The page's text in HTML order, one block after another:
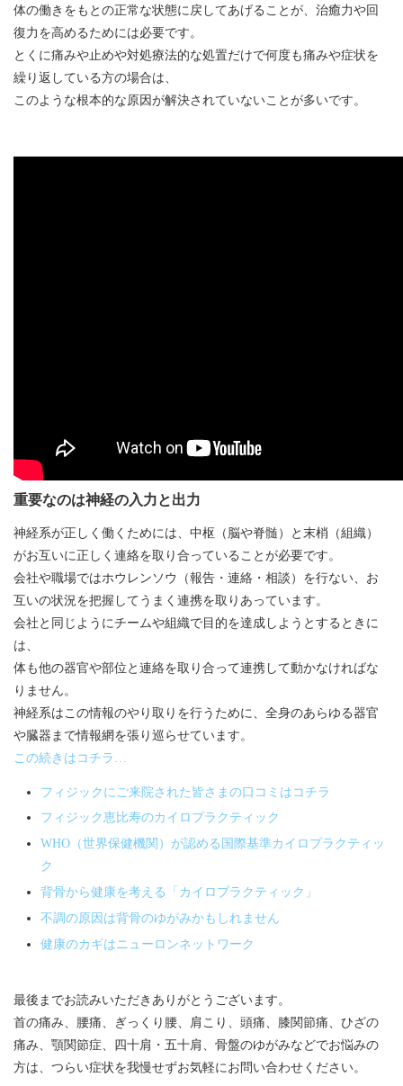
体の働きをもとの正常な状態に戻してあげることが、治癒力や回
復力を高めるためには必要です。
とくに痛みや止めや対処療法的な処置だけで何度も痛みや症状を
繰り返している方の場合は、
このような根本的な原因が解決されていないことが多いです。
重要なのは神経の入力と出力
神経系が正しく働くためには、中枢（脳や脊髄）と末梢（組織）
がお互いに正しく連絡を取り合っていることが必要です。
会社や職場ではホウレンソウ（報告・連絡・相談）を行ない、お
互いの状況を把握してうまく連携を取りあっています。
会社と同じようにチームや組織で目的を達成しようとするときに
は、
体も他の器官や部位と連絡を取り合って連携して動かなければな
りません。
神経系はこの情報のやり取りを行うために、全身のあらゆる器官
や臓器まで情報網を張り巡らせています。
この続きはコチラ…
フィジックにご来院された皆さまの口コミはコチラ
フィジック恵比寿のカイロプラクティック
WHO（世界保健機関）が認める国際基準カイロプラクティッ
ク
背骨から健康を考える「カイロプラクティック」
不調の原因は背骨のゆがみかもしれません
健康のカギはニューロンネットワーク
最後までお読みいただきありがとうございます。
首の痛み、腰痛、ぎっくり腰、肩こり、頭痛、膝関節痛、ひざの
痛み、顎関節症、四十肩・五十肩、骨盤のゆがみなどでお悩みの
方は、つらい症状を我慢せずお気軽にお問い合わせください。